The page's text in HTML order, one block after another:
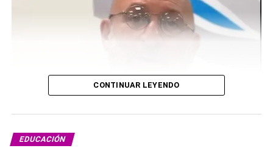
CONTINUAR LEYENDO
EDUCACIÓN